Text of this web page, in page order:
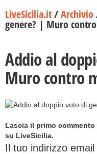
LiveSicilia.it/Archivio
genere? | Muro
Addio al
Muro contro
Lascia il primo
su LiveSicilia.
Il tuo indirizzo